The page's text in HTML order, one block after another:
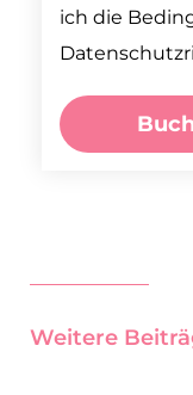
ich die
Weitere